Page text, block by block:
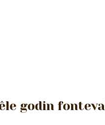
godin